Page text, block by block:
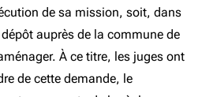
de sa mission, soit, dans
auprès de la commune de
À ce titre, les juges ont
de cette demande, le